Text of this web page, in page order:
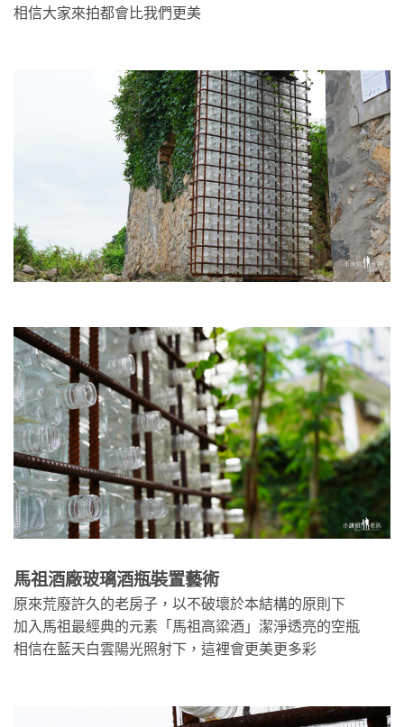
相信大家來拍都會比我們更美
馬祖酒廠玻璃酒瓶裝置藝術
原來荒廢許久的老房子，以不破壞於本結構的原則下
加入馬祖最經典的元素「馬祖高粱酒」潔淨透亮的空瓶
相信在藍天白雲陽光照射下，這裡會更美更多彩